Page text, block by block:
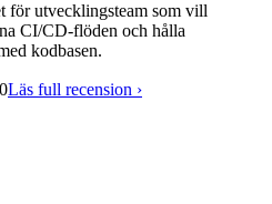
för utvecklingsteam som vill
CI/CD-flöden och hålla
kodbasen.
Läs full recension ›